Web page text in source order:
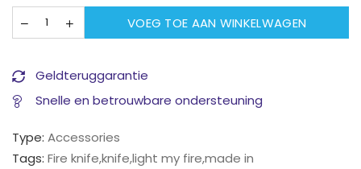
VOEG TOE AAN WINKELWAGEN
Geldteruggarantie
Snelle en betrouwbare ondersteuning
Type: Accessories
Tags: Fire knife,knife,light my fire,made in